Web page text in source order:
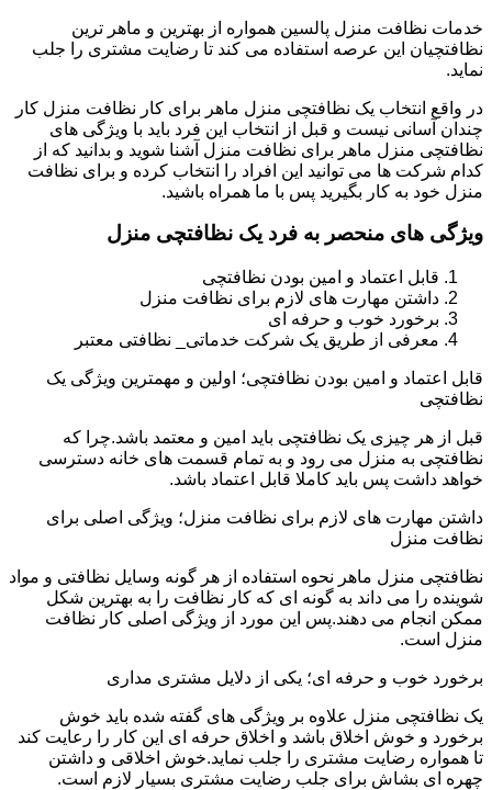
خدمات نظافت منزل پالسین همواره از بهترین و ماهر ترین
نظافتچیان این عرصه استفاده می کند تا رضایت مشتری را جلب
نماید.
در واقع انتخاب یک نظافتچی منزل ماهر برای کار نظافت منزل کار
چندان آسانی نیست و قبل از انتخاب این فرد باید با ویژگی های
نظافتچی منزل ماهر برای نظافت منزل آشنا شوید و بدانید که از
کدام شرکت ها می توانید این افراد را انتخاب کرده و برای نظافت
منزل خود به کار بگیرید پس با ما همراه باشید.
ویژگی های منحصر به فرد یک نظافتچی منزل
قابل اعتماد و امین بودن نظافتچی
داشتن مهارت های لازم برای نظافت منزل
برخورد خوب و حرفه ای
معرفی از طریق یک شرکت خدماتی_ نظافتی معتبر
قابل اعتماد و امین بودن نظافتچی؛ اولین و مهمترین ویژگی یک
نظافتچی
قبل از هر چیزی یک نظافتچی باید امین و معتمد باشد.چرا که
نظافتچی به منزل می رود و به تمام قسمت های خانه دسترسی
خواهد داشت پس باید کاملا قابل اعتماد باشد.
داشتن مهارت های لازم برای نظافت منزل؛ ویژگی اصلی برای
نظافت منزل
نظافتچی منزل ماهر نحوه استفاده از هر گونه وسایل نظافتی و مواد
شوینده را می داند به گونه ای که کار نظافت را به بهترین شکل
ممکن انجام می دهند.پس این مورد از ویژگی اصلی کار نظافت
منزل است.
برخورد خوب و حرفه ای؛ یکی از دلایل مشتری مداری
یک نظافتچی منزل علاوه بر ویژگی های گفته شده باید خوش
برخورد و خوش اخلاق باشد و اخلاق حرفه ای این کار را رعایت کند
تا همواره رضایت مشتری را جلب نماید.خوش اخلاقی و داشتن
چهره ای بشاش برای جلب رضایت مشتری بسیار لازم است.